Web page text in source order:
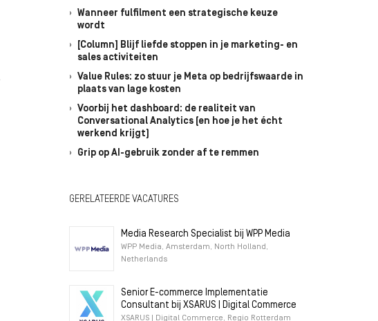
Wanneer fulfilment een strategische keuze
wordt
[Column] Blijf liefde stoppen in je marketing- en
sales activiteiten
Value Rules: zo stuur je Meta op bedrijfswaarde in
plaats van lage kosten
Voorbij het dashboard: de realiteit van
Conversational Analytics (en hoe je het écht
werkend krijgt)
Grip op AI-gebruik zonder af te remmen
GERELATEERDE VACATURES
Media Research Specialist bij WPP Media
WPP Media, Amsterdam, North Holland,
Netherlands
Senior E-commerce Implementatie
Consultant bij XSARUS | Digital Commerce
XSARUS | Digital Commerce, Regio Rotterdam